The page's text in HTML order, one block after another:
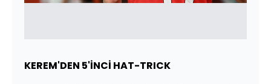
KEREM'DEN 5'İNCİ HAT-TRICK